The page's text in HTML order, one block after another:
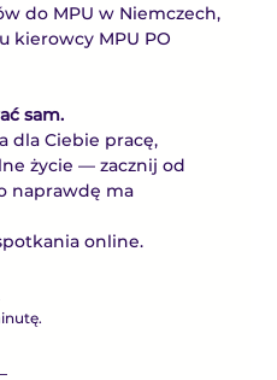
do MPU w Niemczech,
kierowcy MPU PO
sam.
dla Ciebie pracę,
życie — zacznij od
naprawdę ma
online.